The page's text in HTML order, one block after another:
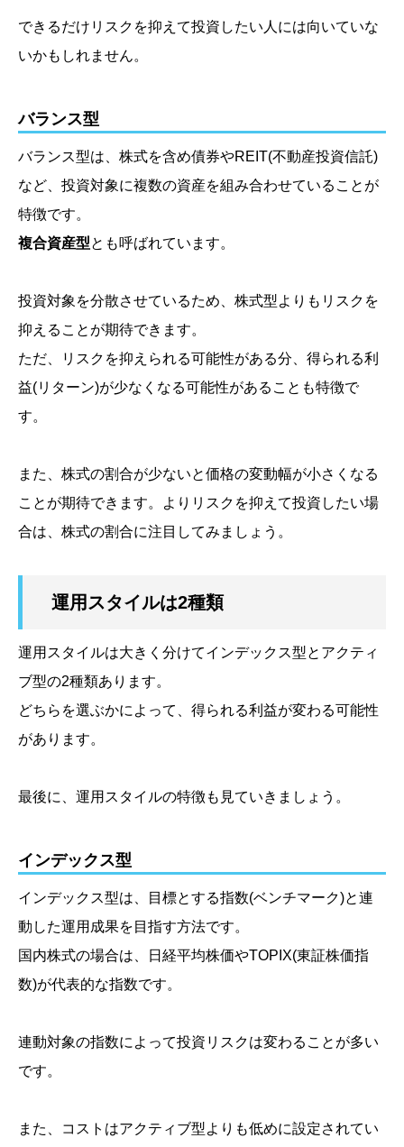
できるだけリスクを抑えて投資したい人には向いていな
いかもしれません。
バランス型
バランス型は、株式を含め債券やREIT(不動産投資信託)
など、投資対象に複数の資産を組み合わせていることが
特徴です。
複合資産型とも呼ばれています。
投資対象を分散させているため、株式型よりもリスクを
抑えることが期待できます。
ただ、リスクを抑えられる可能性がある分、得られる利
益(リターン)が少なくなる可能性があることも特徴で
す。
また、株式の割合が少ないと価格の変動幅が小さくなる
ことが期待できます。よりリスクを抑えて投資したい場
合は、株式の割合に注目してみましょう。
運用スタイルは2種類
運用スタイルは大きく分けてインデックス型とアクティ
ブ型の2種類あります。
どちらを選ぶかによって、得られる利益が変わる可能性
があります。
最後に、運用スタイルの特徴も見ていきましょう。
インデックス型
インデックス型は、目標とする指数(ベンチマーク)と連
動した運用成果を目指す方法です。
国内株式の場合は、日経平均株価やTOPIX(東証株価指
数)が代表的な指数です。
連動対象の指数によって投資リスクは変わることが多い
です。
また、コストはアクティブ型よりも低めに設定されてい